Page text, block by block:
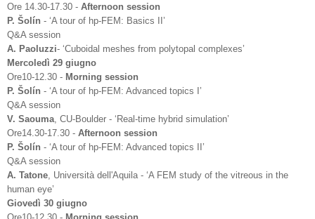
Ore 14.30-17.30 - Afternoon session
P. Šolín - ‘A tour of hp-FEM: Basics II’
Q&A session
A. Paoluzzi- ‘Cuboidal meshes from polytopal complexes’
Mercoledì 29 giugno
Ore10-12.30 - Morning session
P. Šolín - ‘A tour of hp-FEM: Advanced topics I’
Q&A session
V. Saouma , CU-Boulder - ‘Real-time hybrid simulation’
Ore14.30-17.30 - Afternoon session
P. Šolín - ‘A tour of hp-FEM: Advanced topics II’
Q&A session
A. Tatone , Università dell'Aquila - ‘A FEM study of the vitreous in the
human eye’
Giovedì 30 giugno